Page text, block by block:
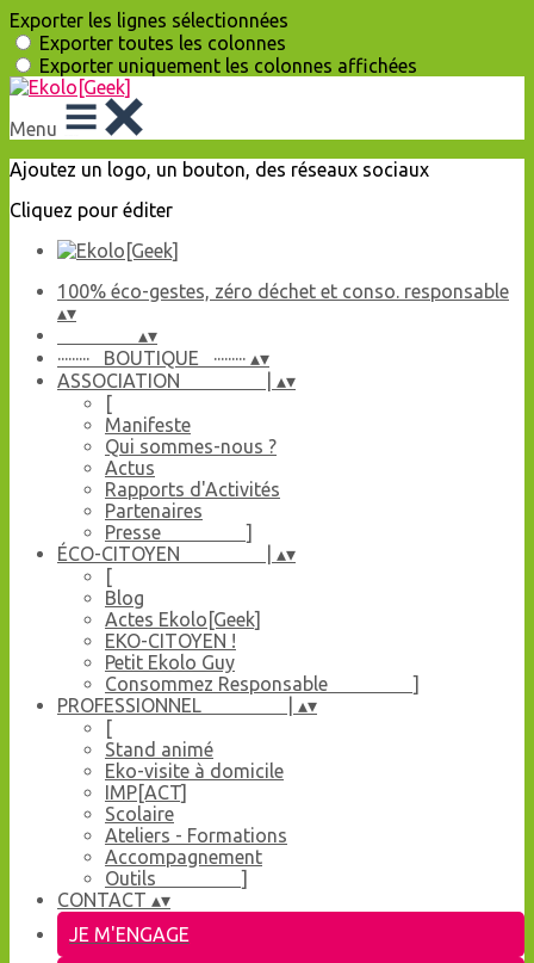
Exporter les lignes sélectionnées
Exporter toutes les colonnes
Exporter uniquement les colonnes affichées
Menu
Ajoutez un logo, un bouton, des réseaux sociaux
Cliquez pour éditer
100% éco-gestes, zéro déchet et conso. responsable
▴▾
▴▾
········· BOUTIQUE ········· ▴▾
ASSOCIATION | ▴▾
[
Manifeste
Qui sommes-nous ?
Actus
Rapports d'Activités
Partenaires
Presse ]
ÉCO-CITOYEN | ▴▾
[
Blog
Actes Ekolo[Geek]
EKO-CITOYEN !
Petit Ekolo Guy
Consommez Responsable ]
PROFESSIONNEL | ▴▾
[
Stand animé
Eko-visite à domicile
IMP[ACT]
Scolaire
Ateliers - Formations
Accompagnement
Outils ]
CONTACT ▴▾
JE M'ENGAGE